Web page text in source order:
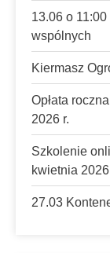
13.06 o
wspólnych
Kiermasz
Opłata
2026 r.
Szkolenie
kwietnia 2026
27.03